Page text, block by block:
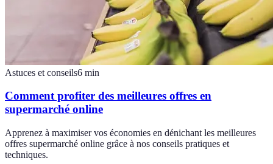
Astuces et conseils6 min
Comment profiter des meilleures offres en
supermarché online
Apprenez à maximiser vos économies en dénichant les meilleures
offres supermarché online grâce à nos conseils pratiques et
techniques.